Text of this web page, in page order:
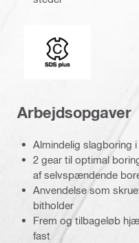
Borepatrontype
Arbejdsopgaver
Almindelig slagboring
2 gear til optimal
af selvspændende
Anvendelse som
bitholder
Frem og tilbageløb
fast